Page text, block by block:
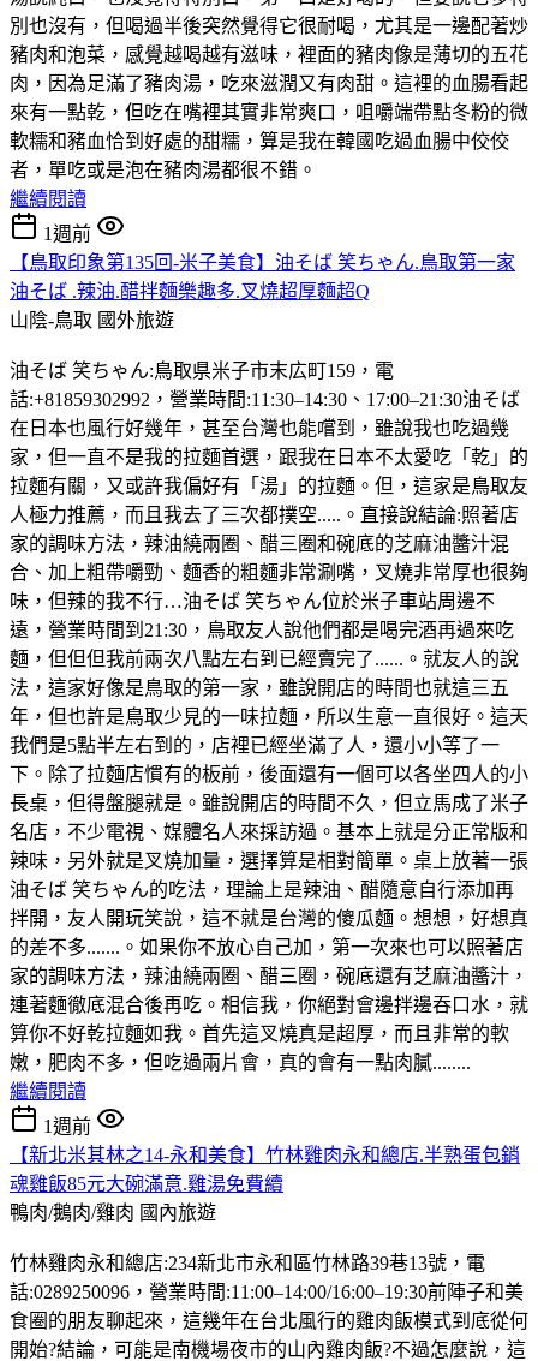
別也沒有，但喝過半後突然覺得它很耐喝，尤其是一邊配著炒
豬肉和泡菜，感覺越喝越有滋味，裡面的豬肉像是薄切的五花
肉，因為足滿了豬肉湯，吃來滋潤又有肉甜。這裡的血腸看起
來有一點乾，但吃在嘴裡其實非常爽口，咀嚼端帶點冬粉的微
軟糯和豬血恰到好處的甜糯，算是我在韓國吃過血腸中佼佼
者，單吃或是泡在豬肉湯都很不錯。
繼續閱讀
1週前
【鳥取印象第135回-米子美食】油そば 笑ちゃん.鳥取第一家
油そば .辣油.醋拌麵樂趣多.叉燒超厚麵超Q
山陰-鳥取 國外旅遊
油そば 笑ちゃん:鳥取県米子市末広町159，電
話:+81859302992，營業時間:11:30–14:30、17:00–21:30油そば
在日本也風行好幾年，甚至台灣也能嚐到，雖說我也吃過幾
家，但一直不是我的拉麵首選，跟我在日本不太愛吃「乾」的
拉麵有關，又或許我偏好有「湯」的拉麵。但，這家是鳥取友
人極力推薦，而且我去了三次都撲空.....。直接說結論:照著店
家的調味方法，辣油繞兩圈、醋三圈和碗底的芝麻油醬汁混
合、加上粗帶嚼勁、麵香的粗麵非常涮嘴，叉燒非常厚也很夠
味，但辣的我不行…油そば 笑ちゃん位於米子車站周邊不
遠，營業時間到21:30，鳥取友人說他們都是喝完酒再過來吃
麵，但但但我前兩次八點左右到已經賣完了......。就友人的說
法，這家好像是鳥取的第一家，雖說開店的時間也就這三五
年，但也許是鳥取少見的一味拉麵，所以生意一直很好。這天
我們是5點半左右到的，店裡已經坐滿了人，還小小等了一
下。除了拉麵店慣有的板前，後面還有一個可以各坐四人的小
長桌，但得盤腿就是。雖說開店的時間不久，但立馬成了米子
名店，不少電視、媒體名人來採訪過。基本上就是分正常版和
辣味，另外就是叉燒加量，選擇算是相對簡單。桌上放著一張
油そば 笑ちゃん的吃法，理論上是辣油、醋隨意自行添加再
拌開，友人開玩笑說，這不就是台灣的傻瓜麵。想想，好想真
的差不多.......。如果你不放心自己加，第一次來也可以照著店
家的調味方法，辣油繞兩圈、醋三圈，碗底還有芝麻油醬汁，
連著麵徹底混合後再吃。相信我，你絕對會邊拌邊吞口水，就
算你不好乾拉麵如我。首先這叉燒真是超厚，而且非常的軟
嫩，肥肉不多，但吃過兩片會，真的會有一點肉膩........
繼續閱讀
1週前
【新北米其林之14-永和美食】竹林雞肉永和總店.半熟蛋包銷
魂雞飯85元大碗滿意.雞湯免費續
鴨肉/鵝肉/雞肉 國內旅遊
竹林雞肉永和總店:234新北市永和區竹林路39巷13號，電
話:0289250096，營業時間:11:00–14:00/16:00–19:30前陣子和美
食圈的朋友聊起來，這幾年在台北風行的雞肉飯模式到底從何
開始?結論，可能是南機場夜市的山內雞肉飯?不過怎麼說，這